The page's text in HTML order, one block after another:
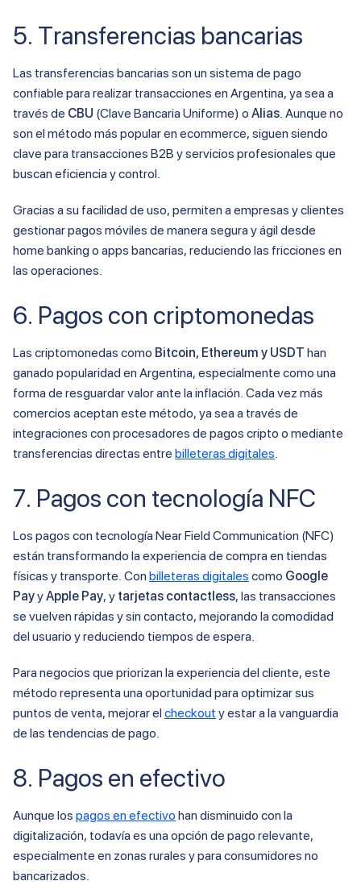
5. Transferencias bancarias
Las transferencias bancarias son un sistema de pago
confiable para realizar transacciones en Argentina, ya sea a
través de CBU (Clave Bancaria Uniforme) o Alias. Aunque no
son el método más popular en ecommerce, siguen siendo
clave para transacciones B2B y servicios profesionales que
buscan eficiencia y control.
Gracias a su facilidad de uso, permiten a empresas y clientes
gestionar pagos móviles de manera segura y ágil desde
home banking o apps bancarias, reduciendo las fricciones en
las operaciones.
6. Pagos con criptomonedas
Las criptomonedas como Bitcoin, Ethereum y USDT han
ganado popularidad en Argentina, especialmente como una
forma de resguardar valor ante la inflación. Cada vez más
comercios aceptan este método, ya sea a través de
integraciones con procesadores de pagos cripto o mediante
transferencias directas entre billeteras digitales.
7. Pagos con tecnología NFC
Los pagos con tecnología Near Field Communication (NFC)
están transformando la experiencia de compra en tiendas
físicas y transporte. Con billeteras digitales como Google
PayyApple Pay, y tarjetas contactless, las transacciones
se vuelven rápidas y sin contacto, mejorando la comodidad
del usuario y reduciendo tiempos de espera.
Para negocios que priorizan la experiencia del cliente, este
método representa una oportunidad para optimizar sus
puntos de venta, mejorar el checkout y estar a la vanguardia
de las tendencias de pago.
8. Pagos en efectivo
Aunque los pagos en efectivo han disminuido con la
digitalización, todavía es una opción de pago relevante,
especialmente en zonas rurales y para consumidores no
bancarizados.